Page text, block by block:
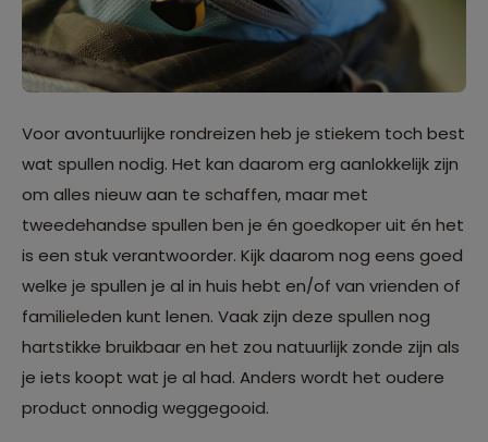
Voor avontuurlijke rondreizen heb je stiekem toch best
wat spullen nodig. Het kan daarom erg aanlokkelijk zijn
om alles nieuw aan te schaffen, maar met
tweedehandse spullen ben je én goedkoper uit én het
is een stuk verantwoorder. Kijk daarom nog eens goed
welke je spullen je al in huis hebt en/of van vrienden of
familieleden kunt lenen. Vaak zijn deze spullen nog
hartstikke bruikbaar en het zou natuurlijk zonde zijn als
je iets koopt wat je al had. Anders wordt het oudere
product onnodig weggegooid.